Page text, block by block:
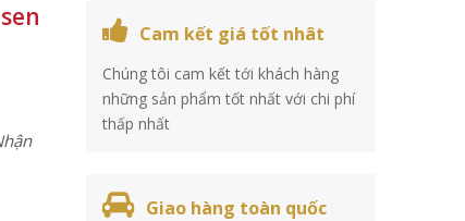
Cam kết giá tốt nhât
Chúng tôi cam kết tới khách hàng
những sản phẩm tốt nhất với chi phí
thấp nhất
Giao hàng toàn quốc